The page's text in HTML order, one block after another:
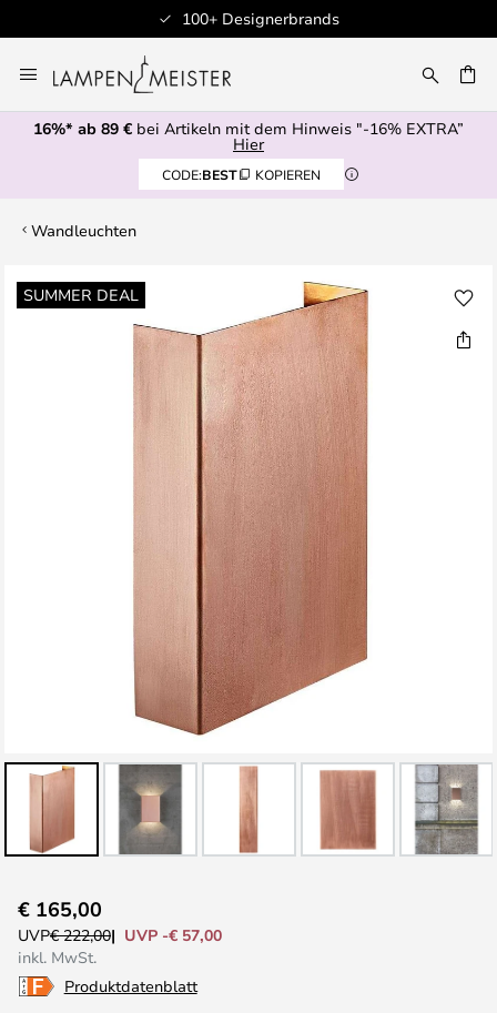
100+ Designerbrands
Inhalt
springen
16%* ab 89 € bei Artikeln mit dem Hinweis "-16% EXTRA”
Hier
CODE:BEST KOPIEREN
Wandleuchten
SUMMER DEAL
Zum
Ende
Anfang
der
Bildgalerie
springen
€ 165,00
UVP€ 222,00
UVP -€ 57,00
inkl. MwSt.
Produktdatenblatt